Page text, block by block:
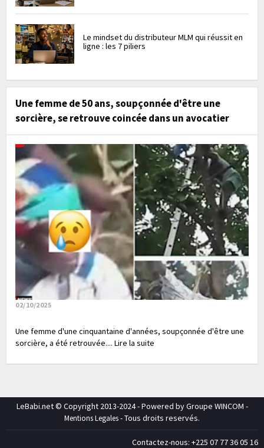
Le mindset du distributeur MLM qui réussit en
ligne : les 7 piliers
Une femme de 50 ans, soupçonnée d'être une
sorcière, se retrouve coincée dans un avocatier
02/10/2025
Une femme d'une cinquantaine d'années, soupçonnée d'être une
sorcière, a été retrouvée.... Lire la suite
LeBabi.net © Copyright 2013-2024 - Powered by Groupe WINCOM -
Mentions Legales- Tous droits reservés.
Contactez-nous: +225 07 77 36 05 16